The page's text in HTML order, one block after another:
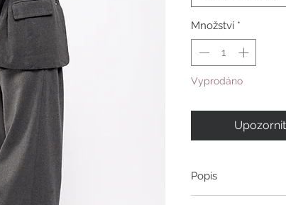
Množství *
Vyprodáno
Popis